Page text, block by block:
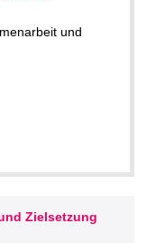
und
Zielsetzung